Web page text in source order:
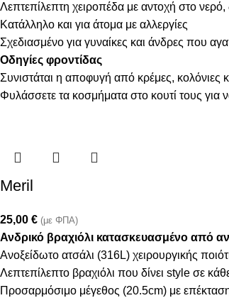
Λεπτεπίλεπτη χειροπέδα με αντοχή στο νερό,
Κατάλληλο και για άτομα με αλλεργίες
Σχεδιασμένο για γυναίκες και άνδρες που
Οδηγίες φροντίδας
Συνιστάται η αποφυγή από κρέμες, κολόνιες
Φυλάσσετε τα κοσμήματα στο κουτί τους για
Meril
25,00 € (με ΦΠΑ)
Ανδρικό βραχιόλι κατασκευασμένο από
Ανοξείδωτο ατσάλι (316L) χειρουργικής
Λεπτεπίλεπτο βραχιόλι που δίνει style σε
Προσαρμόσιμο μέγεθος (20.5cm) με